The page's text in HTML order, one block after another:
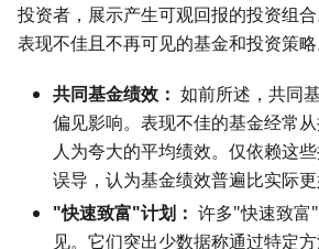
投资者，展示产生可观回报的投资组
表现不佳且不再可见的基金和投资策略
共同基金绩效： 如前所述，共同
偏见影响。表现不佳的基金经常
人为夸大的平均绩效。仅依赖这
误导，认为基金绩效普遍比实际更
"快速致富"计划： 许多"快速致富
见。它们突出少数据称通过特定